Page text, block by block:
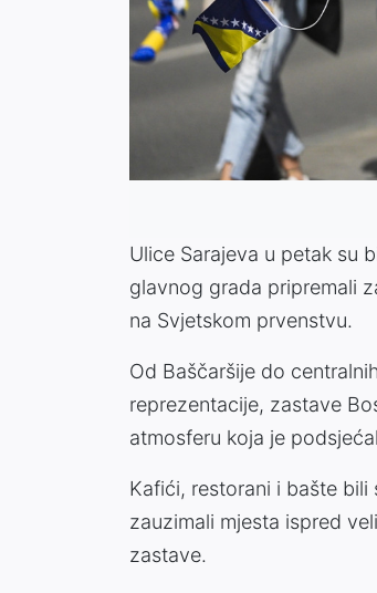
Ulice Sarajeva u petak su
glavnog grada pripremali
na Svjetskom prvenstvu.
Od Baščaršije do
reprezentacije, zastave
atmosferu koja je
Kafići, restorani i bašte bili
zauzimali mjesta ispred
zastave.